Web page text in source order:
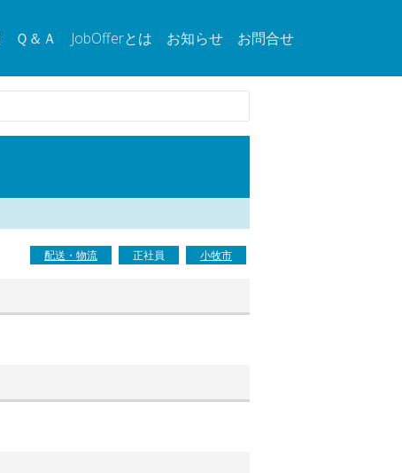
Ｑ＆Ａ JobOfferとは お知らせ お問合せ
配送・物流 正社員 小牧市